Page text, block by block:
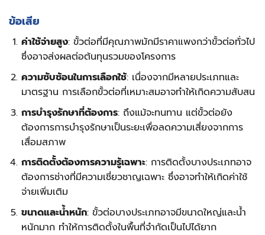
ข้อเสีย
ค่าใช้จ่ายสูง: ขั้วต่อที่มีคุณภาพมักมีราคาแพงกว่าขั้วต่อทั่วไป
ซึ่งอาจส่งผลต่อต้นทุนรวมของโครงการ
ความซับซ้อนในการเลือกใช้: เนื่องจากมีหลายประเภทและ
มาตรฐาน การเลือกขั้วต่อที่เหมาะสมอาจทำให้เกิดความสับสน
การบำรุงรักษาที่ต้องการ: ถึงแม้จะทนทาน แต่ขั้วต่อยัง
ต้องการการบำรุงรักษาเป็นระยะเพื่อลดความเสี่ยงจากการ
เสื่อมสภาพ
การติดตั้งต้องการความรู้เฉพาะ: การติดตั้งบางประเภทอาจ
ต้องการช่างที่มีความเชี่ยวชาญเฉพาะ ซึ่งอาจทำให้เกิดค่าใช้
จ่ายเพิ่มเติม
ขนาดและน้ำหนัก: ขั้วต่อบางประเภทอาจมีขนาดใหญ่และน้ำ
หนักมาก ทำให้การติดตั้งในพื้นที่จำกัดเป็นไปได้ยาก